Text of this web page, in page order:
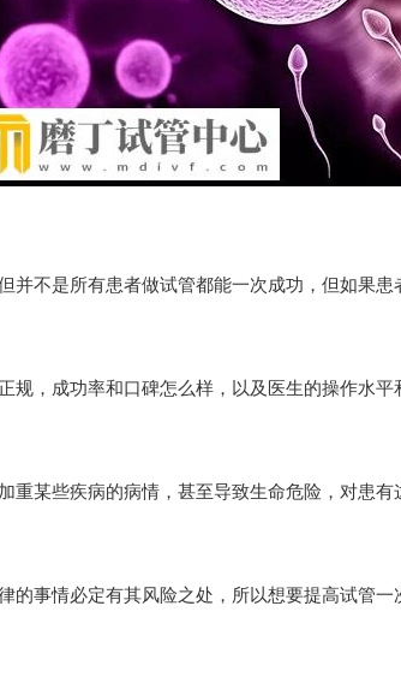
不是所有患者做试管都能一次成功，但如果
，成功率和口碑怎么样，以及医生的操作水
某些疾病的病情，甚至导致生命危险，对患
事情必定有其风险之处，所以想要提高试管